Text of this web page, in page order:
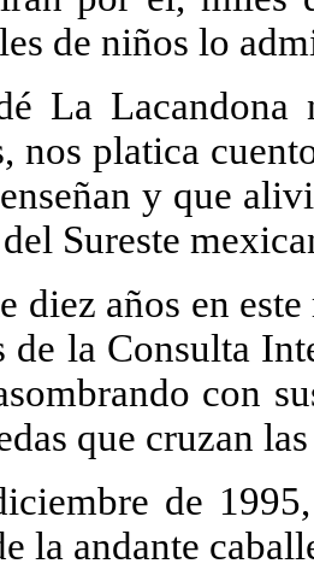
de niños lo
La Lacandona
nos platica
y que
Sureste
diez años en
de la Consulta
con
que cruzan
de
la andante